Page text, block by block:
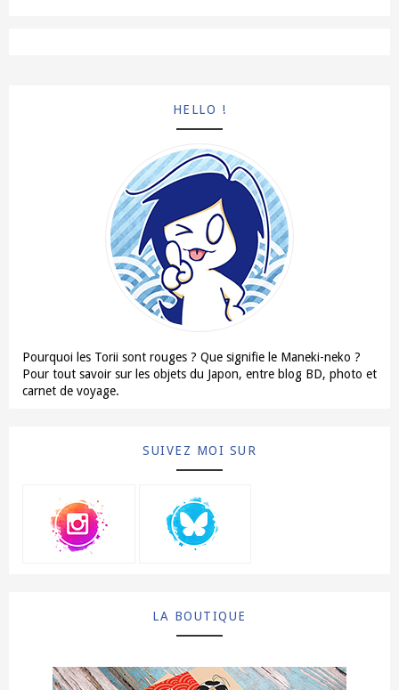
HELLO !
Pourquoi les Torii sont rouges ? Que signifie le Maneki-neko ?
Pour tout savoir sur les objets du Japon, entre blog BD, photo et
carnet de voyage.
SUIVEZ MOI SUR
LA BOUTIQUE